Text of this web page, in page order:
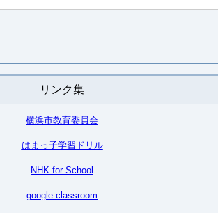
リンク集
横浜市教育委員会
はまっ子学習ドリル
NHK for School
google classroom